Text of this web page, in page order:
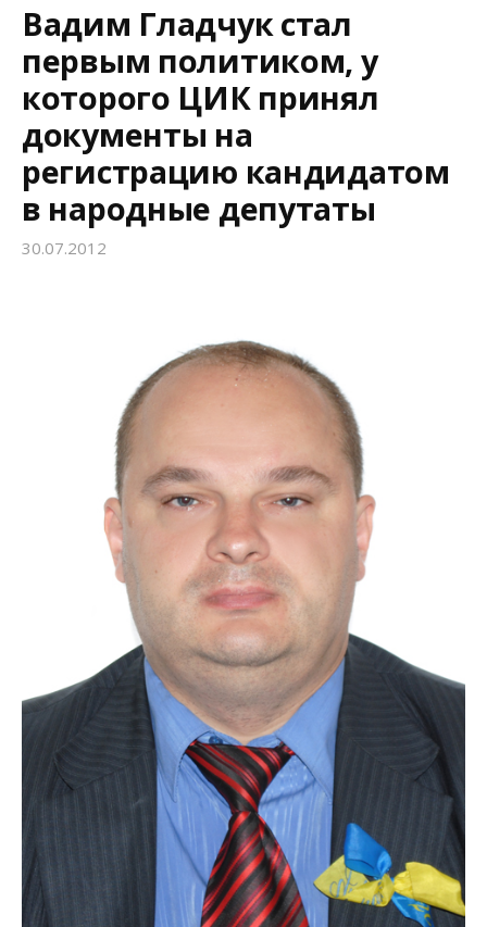
Вадим Гладчук стал
первым политиком, у
которого ЦИК принял
документы на
регистрацию кандидатом
в народные депутаты
30.07.2012